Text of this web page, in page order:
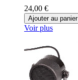
24,00 €
Ajouter au panier
Voir plus